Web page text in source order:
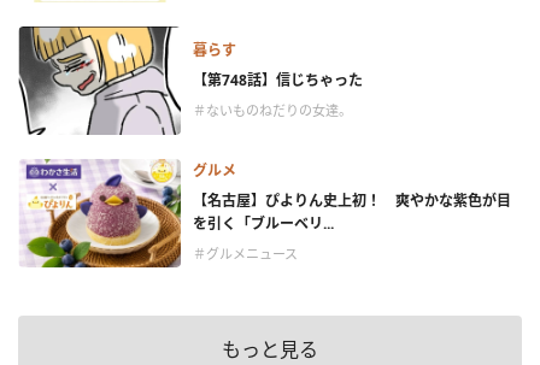
暮らす
【第748話】信じちゃった
＃ないものねだりの女達。
グルメ
【名古屋】ぴよりん史上初！ 爽やかな紫色が目
を引く「ブルーベリ...
＃グルメニュース
もっと見る